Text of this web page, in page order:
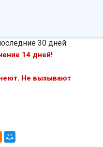
30 дней
14 дней!
Не вызывают